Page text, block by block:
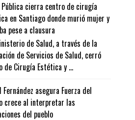
Pública cierra centro de cirugía
en Santiago donde murió mujer y
pese a clausura
de Salud, a través de la
de Servicios de Salud, cerró
de Cirugía Estética y ...
Fernández asegura Fuerza del
crece al interpretar las
del pueblo